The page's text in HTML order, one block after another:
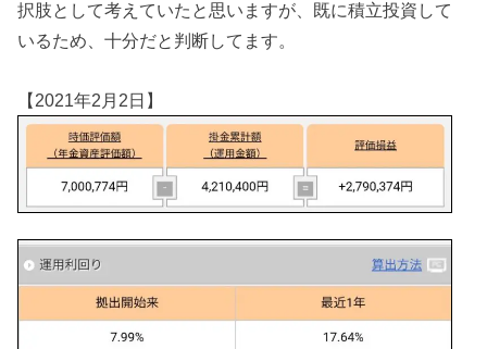
択肢として考えていたと思いますが、既に積立投資して
いるため、十分だと判断してます。
【2021年2月2日】